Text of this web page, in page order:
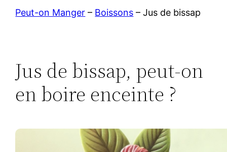
Peut-on Manger – Boissons –Jus de bissap
Jus de bissap, peut-on
en boire enceinte ?